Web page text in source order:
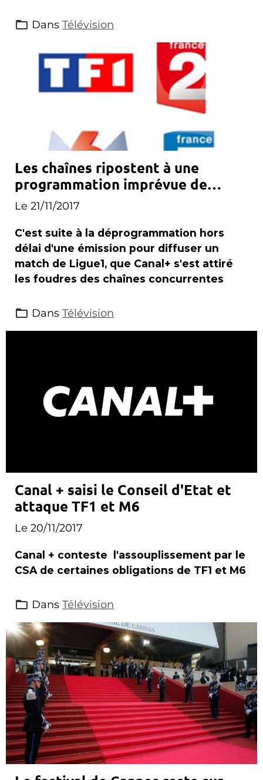
Dans Télévision
Les chaînes ripostent à une
programmation imprévue de
Canal+
Le 21/11/2017
C'est suite à la déprogrammation hors
délai d'une émission pour diffuser un
match de Ligue1, que Canal+ s'est attiré
les foudres des chaînes concurrentes
Dans Télévision
Canal + saisi le Conseil d'Etat et
attaque TF1 et M6
Le 20/11/2017
Canal + conteste l'assouplissement par le
CSA de certaines obligations de TF1 et M6
Dans Télévision